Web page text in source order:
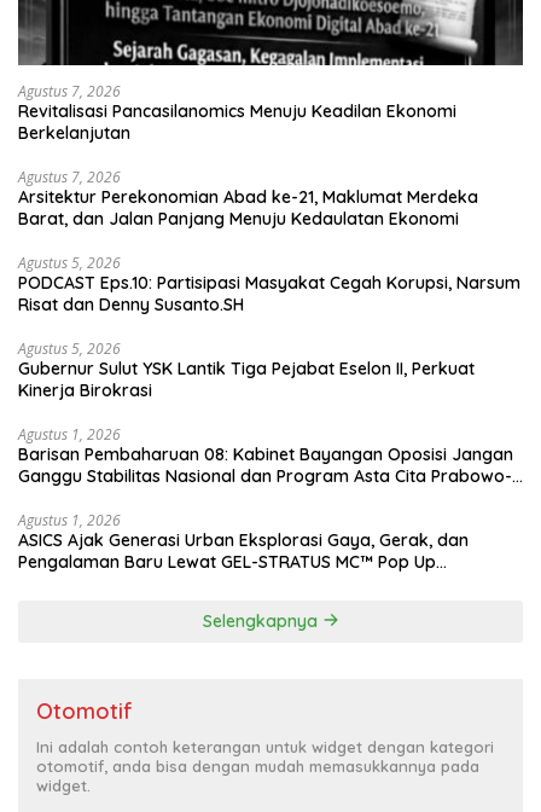
Agustus 7, 2026
Revitalisasi Pancasilanomics Menuju Keadilan Ekonomi
Berkelanjutan
Agustus 7, 2026
Arsitektur Perekonomian Abad ke-21, Maklumat Merdeka
Barat, dan Jalan Panjang Menuju Kedaulatan Ekonomi
Agustus 5, 2026
PODCAST Eps.10: Partisipasi Masyakat Cegah Korupsi, Narsum
Risat dan Denny Susanto.SH
Agustus 5, 2026
Gubernur Sulut YSK Lantik Tiga Pejabat Eselon II, Perkuat
Kinerja Birokrasi
Agustus 1, 2026
Barisan Pembaharuan 08: Kabinet Bayangan Oposisi Jangan
Ganggu Stabilitas Nasional dan Program Asta Cita Prabowo-
Agustus 1, 2026
ASICS Ajak Generasi Urban Eksplorasi Gaya, Gerak, dan
Pengalaman Baru Lewat GEL-STRATUS MC™ Pop Up
Selengkapnya
Otomotif
Ini adalah contoh keterangan untuk widget dengan kategori
otomotif, anda bisa dengan mudah memasukkannya pada
widget.